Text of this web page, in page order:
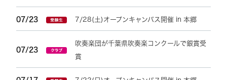
07/23 7/28(土)オープンキャンパス開催 in 本郷
07/23
吹奏楽団が千葉県吹奏楽コンクールで銀賞受
賞